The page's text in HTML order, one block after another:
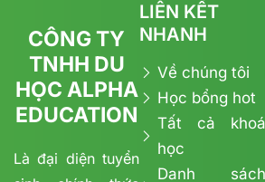
CÔNG TY
TNHH DU
HỌC ALPHA
EDUCATION
Là đại diện tuyển
LIÊN KẾT
NHANH
Về chúng tôi
Học bổng hot
Tất cả khoá
học
Danh sách